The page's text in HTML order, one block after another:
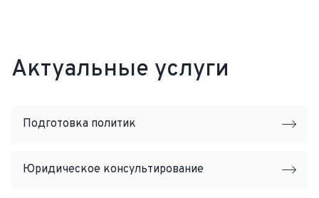
Актуальные услуги
Подготовка политик
Юридическое консультирование